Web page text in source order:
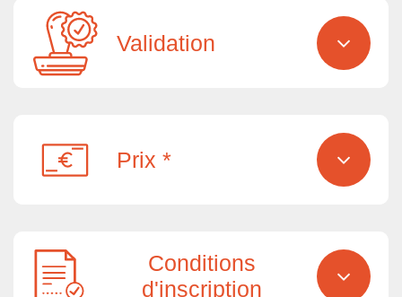
Validation
Prix *
Conditions
d'inscription